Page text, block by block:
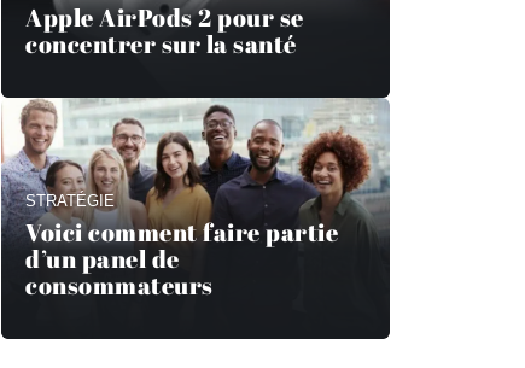
Apple AirPods 2 pour se
concentrer sur la santé
STRATÉGIE
Voici comment faire partie
d’un panel de
consommateurs